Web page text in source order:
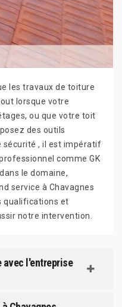
les travaux de toiture
lorsque votre
ou que votre toit
des outils
sécurité , il est impératif
comme GK
le domaine,
service à Chavagnes
qualifications et
notre intervention.
avec l'entreprise